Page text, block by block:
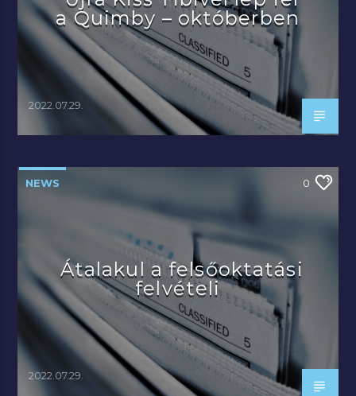
a Quimby – októberben
2022.07.29.
NEWS 0
Átalakul a felsőoktatási
felvételi
2022.07.29.